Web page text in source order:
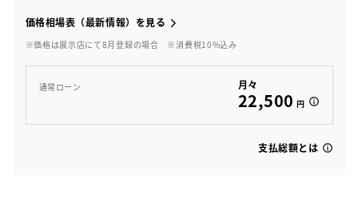
価格相場表（最新情報）を見る
※価格は展示店にて8月登録の場合 ※消費税10%込み
通常ローン 月々
22,500 円
支払総額とは